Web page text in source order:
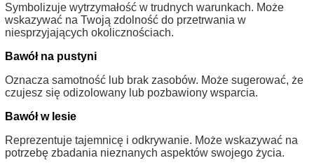
Symbolizuje wytrzymałość w trudnych warunkach. Może
wskazywać na Twoją zdolność do przetrwania w
niesprzyjających okolicznościach.
Bawół na pustyni
Oznacza samotność lub brak zasobów. Może sugerować, że
czujesz się odizolowany lub pozbawiony wsparcia.
Bawół w lesie
Reprezentuje tajemnicę i odkrywanie. Może wskazywać na
potrzebę zbadania nieznanych aspektów swojego życia.